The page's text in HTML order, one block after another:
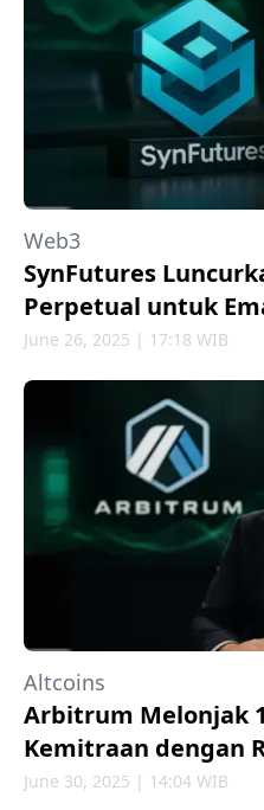
Web3
SynFutures
Perpetual untuk
June 26, 2025 | 17:18 WIB
Altcoins
Arbitrum Melonjak
Kemitraan dengan
June 30, 2025 | 14:04 WIB